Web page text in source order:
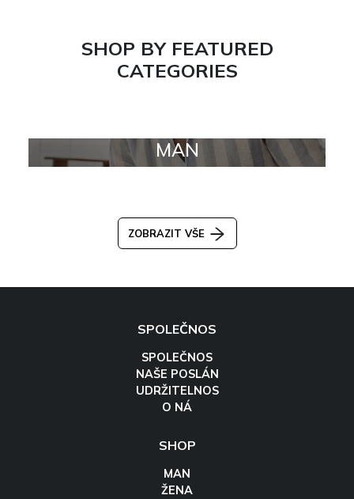
SHOP BY FEATURED
CATEGORIES
MAN
ZOBRAZIT VŠE
SPOLEČNOS
SPOLEČNOS
NAŠE POSLÁN
UDRŽITELNOS
O NÁ
SHOP
MAN
ŽENA